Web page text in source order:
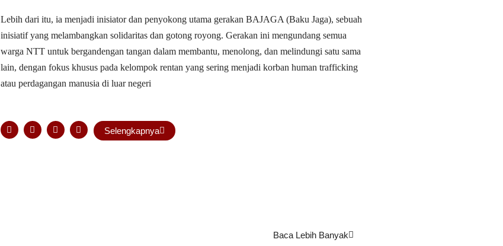
Lebih dari itu, ia menjadi inisiator dan penyokong utama gerakan BAJAGA (Baku Jaga), sebuah
inisiatif yang melambangkan solidaritas dan gotong royong. Gerakan ini mengundang semua
warga NTT untuk bergandengan tangan dalam membantu, menolong, dan melindungi satu sama
lain, dengan fokus khusus pada kelompok rentan yang sering menjadi korban human trafficking
atau perdagangan manusia di luar negeri
Selengkapnya
Baca Lebih Banyak